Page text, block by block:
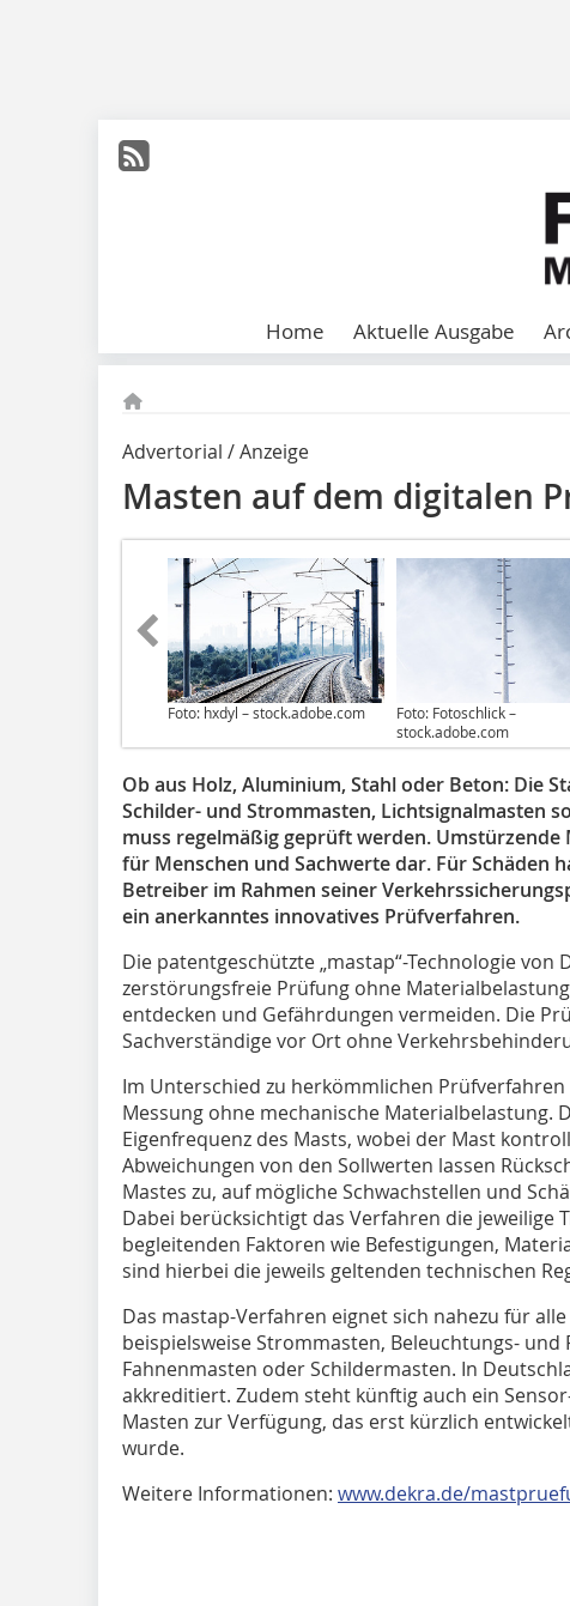
Home Aktuelle Ausgabe
Advertorial / Anzeige
Masten auf dem digitalen
Foto: hxdyl – stock.adobe.com
Foto: Fotoschlick –
stock.adobe.com
Ob aus Holz, Aluminium, Stahl oder Beton: Die
Schilder- und Strommasten, Lichtsignalmasten
muss regelmäßig geprüft werden. Umstürzende
für Menschen und Sachwerte dar. Für Schäden
Betreiber im Rahmen seiner
ein anerkanntes innovatives Prüfverfahren.
Die patentgeschützte „mastap“-Technologie von
zerstörungsfreie Prüfung ohne
entdecken und Gefährdungen vermeiden. Die
Sachverständige vor Ort ohne
Im Unterschied zu herkömmlichen
Messung ohne mechanische Materialbelastung.
Eigenfrequenz des Masts, wobei der Mast
Abweichungen von den Sollwerten lassen
Mastes zu, auf mögliche Schwachstellen und
Dabei berücksichtigt das Verfahren die jeweilige
begleitenden Faktoren wie Befestigungen,
sind hierbei die jeweils geltenden technischen
Das mastap-Verfahren eignet sich nahezu für
beispielsweise Strommasten, Beleuchtungs-
Fahnenmasten oder Schildermasten. In
akkreditiert. Zudem steht künftig auch ein
Masten zur Verfügung, das erst kürzlich
wurde.
Weitere Informationen: www.dekra.de/